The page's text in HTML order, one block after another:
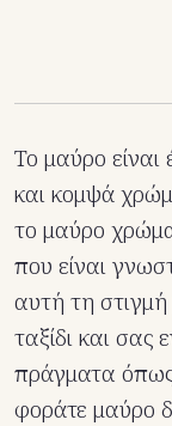
Το μαύρο είναι
και κομψά
το μαύρο
που είναι
αυτή τη στιγμή
ταξίδι και σας
πράγματα όπως
φοράτε μαύρο